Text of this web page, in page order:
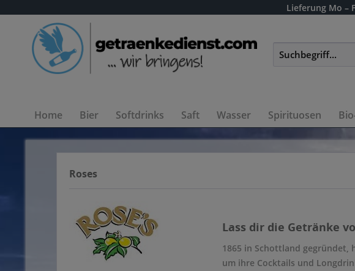
Lieferung Mo –
Home Bier Softdrinks Saft Wasser Spirituosen
Roses
Lass dir die Getränke
1865 in Schottland gegründet,
um ihre Cocktails und